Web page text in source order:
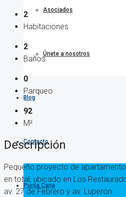
Asociados
Únete a nosotros
Blog
Contacto
Punta Cana
2
Habitaciones
2
Baños
0
Parqueo
92
M²
Descripción
Pequeño proyecto de
en total, ubicado en Los
av. 27 de Febrero y av. Luperon.